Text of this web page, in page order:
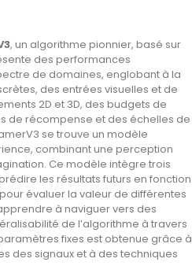
, un algorithme pionnier, basé sur
des performances
de domaines, englobant à la
des entrées visuelles et de
2D et 3D, des budgets de
de récompense et des échelles de
se trouve un modèle
combinant une perception
Ce modèle intègre trois
les résultats futurs en fonction
évaluer la valeur de différentes
à naviguer vers des
de l’algorithme à travers
fixes est obtenue grâce à
des signaux et à des techniques